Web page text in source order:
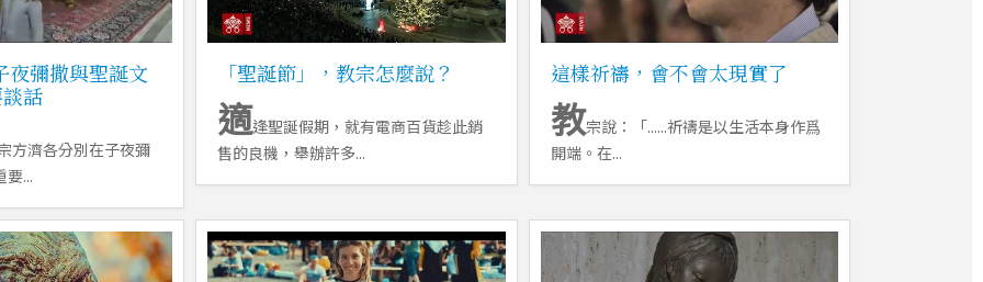
夜彌撒與聖誕文
話
方濟各分別在子夜彌
要...
「聖誕節」，教宗怎麼說？
適逢聖誕假期，就有電商百貨趁此銷
售的良機，舉辦許多...
這樣祈禱，會不會太現實了
教宗說：「......祈禱是以生活本身作爲
開端。在...